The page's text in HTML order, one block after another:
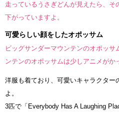
走っているうさぎどんが見えたら、そ
下がっていますよ。
可愛らしい顔をしたオポッサム
ビッグサンダーマウンテンのオポッサ
ンテンのオポッサムは少しアニメがか
洋服も着ており、可愛いキャラクター
よ。
3匹で「Everybody Has A Laughing